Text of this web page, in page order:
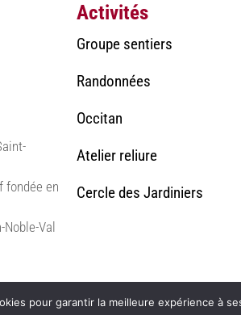
fondée en
Val
Activités
Groupe sentiers
Randonnées
Occitan
Atelier reliure
Cercle des Jardiniers
pour garantir la meilleure expérience à